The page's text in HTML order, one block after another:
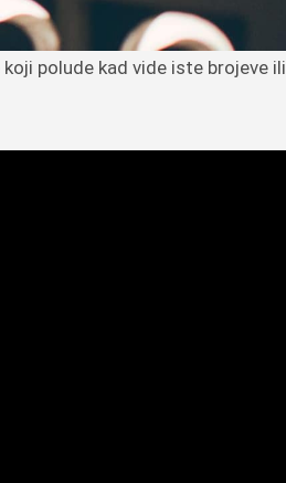
polude kad vide iste brojeve ili